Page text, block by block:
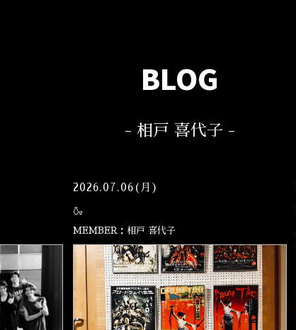
BLOG
- 相戸 喜代子 -
2026.07.06(月)
🍶
MEMBER：相戸 喜代子